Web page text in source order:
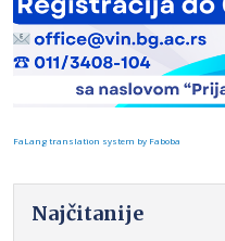
FaLang translation system by Faboba
Najčitanije